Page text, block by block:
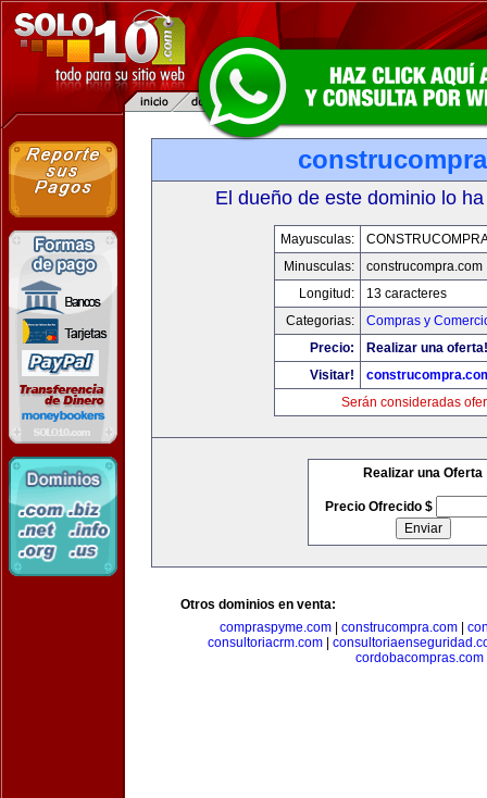
El dueño de este dominio lo
Mayusculas:
Minusculas:
construcompra.com
Longitud:
13 caracteres
Categorias:
Compras y
Precio:
Realizar una oferta!
Visitar!
Serán consideradas
Realizar una Oferta
Precio Ofrecido $
Otros dominios en venta:
compraspyme.com
construcompra.com
consultoriacrm.com|
cordobacompras.com